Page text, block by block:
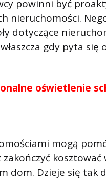
powinni być
nieruchomości.
dotyczące
gdy pyta się
oświetlenie
mogą
kosztować
dom. Dzieje się tak